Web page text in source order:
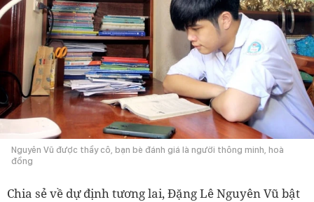
Nguyên Vũ được thầy cô, bạn bè đánh giá là người thông minh, hoà
đồng
Chia sẻ về dự định tương lai, Đặng Lê Nguyên Vũ bật